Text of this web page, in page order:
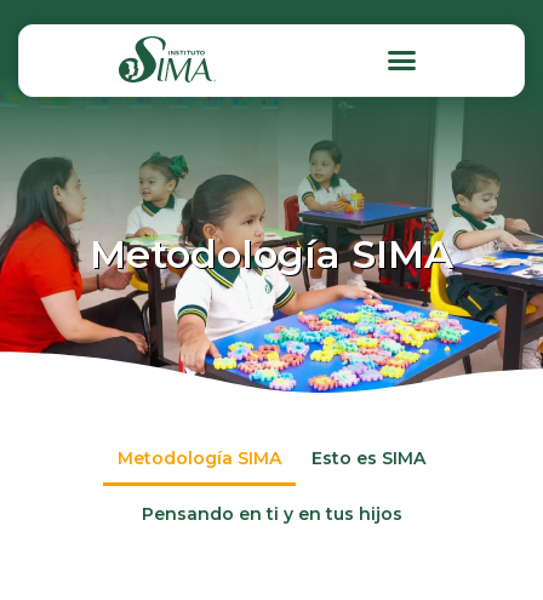
Metodología SIMA
Metodología SIMA Esto es SIMA
Pensando en ti y en tus hijos